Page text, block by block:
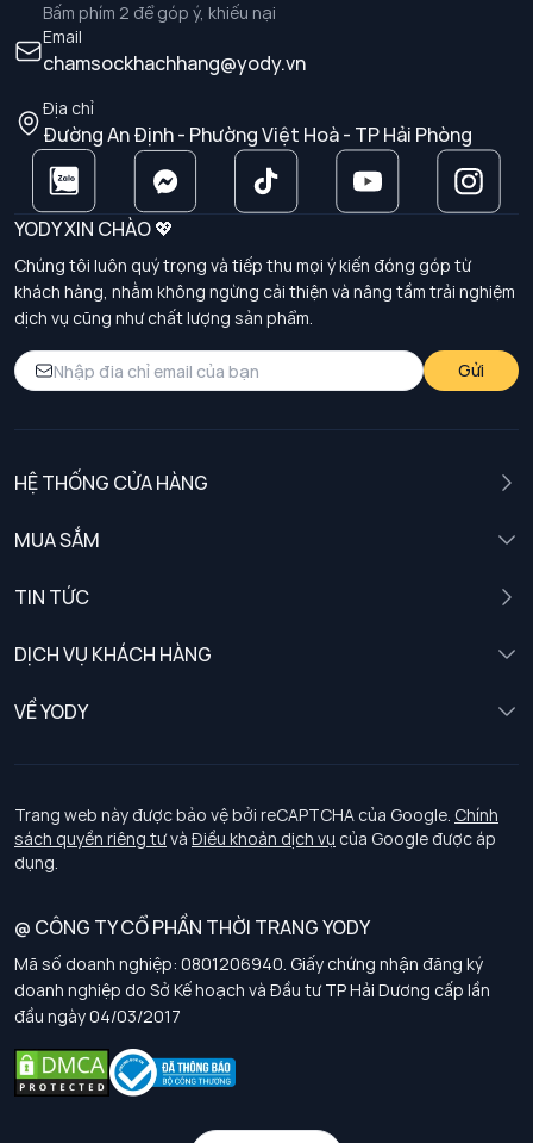
Bấm phím 2 để góp ý, khiếu nại
Email
chamsockhachhang@yody.vn
Địa chỉ
Đường An Định - Phường Việt Hoà - TP Hải Phòng
YODY XIN CHÀO 💖
Chúng tôi luôn quý trọng và tiếp thu mọi ý kiến đóng góp từ
khách hàng, nhằm không ngừng cải thiện và nâng tầm trải nghiệm
dịch vụ cũng như chất lượng sản phẩm.
Gửi
HỆ THỐNG CỬA HÀNG
MUA SẮM
TIN TỨC
DỊCH VỤ KHÁCH HÀNG
Chính sách khách hàng thân thiết
Chính sách bảo vệ dữ liệu cá nhân
Chính sách thanh toán, giao nhận
Chính sách chất lượng và an toàn sức khoẻ nghề nghiệp
Chính sách đơn đồng phục
Hướng dẫn chọn kích thước
VỀ YODY
Tuyển dụng
Trang web này được bảo vệ bởi reCAPTCHA của Google. Chính
sách quyền riêng tưvà Điều khoản dịch vụ của Google được áp
dụng.
@ CÔNG TY CỔ PHẦN THỜI TRANG YODY
Mã số doanh nghiệp: 0801206940. Giấy chứng nhận đăng ký
doanh nghiệp do Sở Kế hoạch và Đầu tư TP Hải Dương cấp lần
đầu ngày 04/03/2017